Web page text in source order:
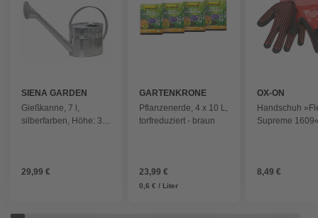
SIENA GARDEN
Gießkanne, 7 l,
silberfarben, Höhe: 32
29,99 €
GARTENKRONE
Pflanzenerde, 4 x 10 L,
torfreduziert - braun
23,99 €
0,6 € / Liter
OX-ON
Handschuh
Supreme
8,49 €